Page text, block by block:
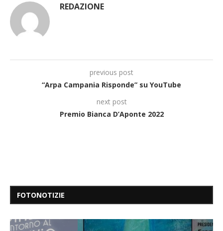
REDAZIONE
previous post
“Arpa Campania Risponde” su YouTube
next post
Premio Bianca D’Aponte 2022
FOTONOTIZIE